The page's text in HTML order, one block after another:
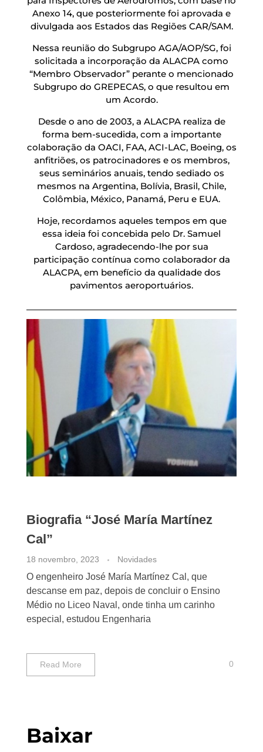
Anexo 14, que posteriormente foi aprovada e
divulgada aos Estados das Regiões CAR/SAM.
Nessa reunião do Subgrupo AGA/AOP/SG, foi
solicitada a incorporação da ALACPA como
“Membro Observador” perante o mencionado
Subgrupo do GREPECAS, o que resultou em
um Acordo.
Desde o ano de 2003, a ALACPA realiza de
forma bem-sucedida, com a importante
colaboração da OACI, FAA, ACI-LAC, Boeing, os
anfitriões, os patrocinadores e os membros,
seus seminários anuais, tendo sediado os
mesmos na Argentina, Bolívia, Brasil, Chile,
Colômbia, México, Panamá, Peru e EUA.
Hoje, recordamos aqueles tempos em que
essa ideia foi concebida pelo Dr. Samuel
Cardoso, agradecendo-lhe por sua
participação contínua como colaborador da
ALACPA, em benefício da qualidade dos
pavimentos aeroportuários.
Biografia “José María Martínez
Cal”
18 novembro, 2023 Novidades
O engenheiro José María Martínez Cal, que
descanse em paz, depois de concluir o Ensino
Médio no Liceo Naval, onde tinha um carinho
especial, estudou Engenharia
Read More 0
Baixar